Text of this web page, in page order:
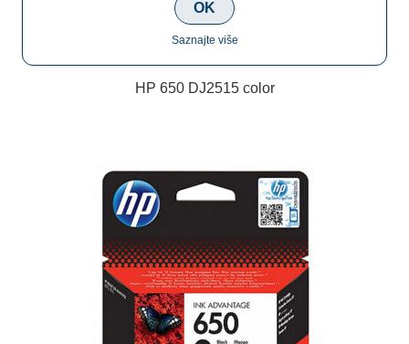
HP 650 DJ2515 color
OK
Saznajte više